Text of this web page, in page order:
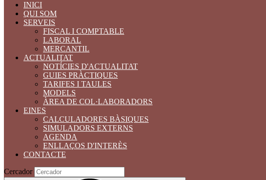
INICI
QUI SOM
SERVEIS
FISCAL I COMPTABLE
LABORAL
MERCANTIL
ACTUALITAT
NOTÍCIES D'ACTUALITAT
GUIES PRÀCTIQUES
TARIFES I TAULES
MODELS
ÀREA DE COL·LABORADORS
EINES
CALCULADORES BÀSIQUES
SIMULADORS EXTERNS
AGENDA
ENLLAÇOS D'INTERÈS
CONTACTE
Cercador